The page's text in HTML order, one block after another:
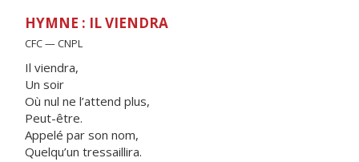
HYMNE : IL VIENDRA
CFC — CNPL
Il viendra,
Un soir
Où nul ne l’attend plus,
Peut-être.
Appelé par son nom,
Quelqu’un tressaillira.